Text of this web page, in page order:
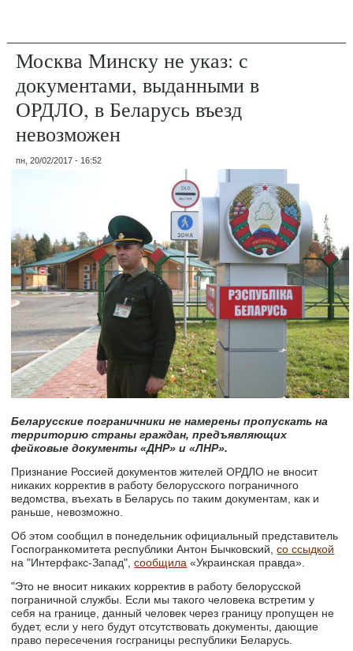
Москва Минску не указ: с
документами, выданными в
ОРДЛО, в Беларусь въезд
невозможен
пн, 20/02/2017 - 16:52
Беларусские пограничники не намерены пропускать на
территорию страны граждан, предъявляющих
фейковые документы «ДНР» и «ЛНР».
Признание Россией документов жителей ОРДЛО не вносит
никаких корректив в работу белорусского пограничного
ведомства, въехать в Беларусь по таким документам, как и
раньше, невозможно.
Об этом сообщил в понедельник официальный представитель
Госпогранкомитета республики Антон Бычковский,со ссыдкой
на "Интерфакс-Запад",сообщила «Украинская правда».
"Это не вносит никаких корректив в работу белорусской
пограничной службы. Если мы такого человека встретим у
себя на границе, данный человек через границу пропущен не
будет, если у него будут отсутствовать документы, дающие
право пересечения госграницы республики Беларусь.